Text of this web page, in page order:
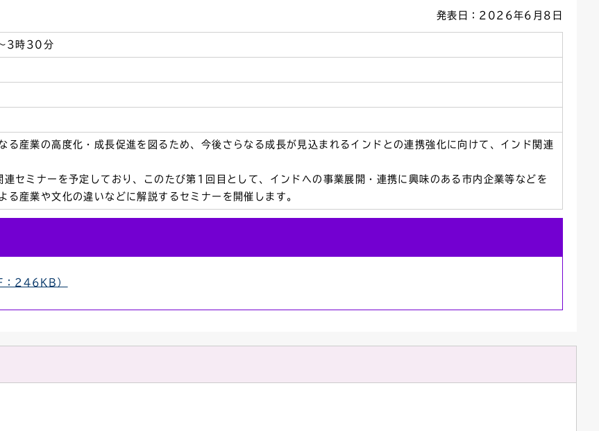
発表日：2026年6月8日
3時30分
る産業の高度化・成長促進を図るため、今後さらなる成長が見込まれるインドとの連携強化に向けて、インド関連
セミナーを予定しており、このたび第1回目として、インドへの事業展開・連携に興味のある市内企業等などを
る産業や文化の違いなどに解説するセミナーを開催します。
：246KB）